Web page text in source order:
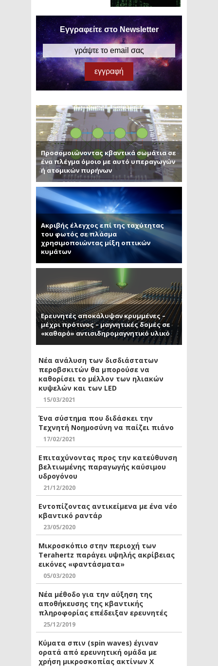
Εγγραφείτε στο Newsletter
Προσομοιώνοντας κβαντικά σωμάτια σε
ένα πλέγμα όμοιο με αυτό υπεραγωγών
ή ατομικών πυρήνων
Ακριβής έλεγχος επί της ταχύτητας
του φωτός σε πλάσμα
χρησιμοποιώντας μίξη οπτικών
κυμάτων
Ερευνητές αποκάλυψαν κρυμμένες –
μέχρι πρότινος – μαγνητικές δομές σε
«καθαρό» αντισιδηρομαγνητικό υλικό
Νέα ανάλυση των δισδιάστατων
περοβσκιτών θα μπορούσε να
καθορίσει το μέλλον των ηλιακών
κυψελών και των LED
15/03/2021
Ένα σύστημα που διδάσκει την
Τεχνητή Νοημοσύνη να παίζει πιάνο
17/02/2021
Επιταχύνοντας προς την κατεύθυνση
βελτιωμένης παραγωγής καύσιμου
υδρογόνου
21/12/2020
Εντοπίζοντας αντικείμενα με ένα νέο
κβαντικό ραντάρ
23/05/2020
Μικροσκόπιο στην περιοχή των
Terahertz παράγει υψηλής ακρίβειας
εικόνες «φαντάσματα»
05/03/2020
Νέα μέθοδο για την αύξηση της
αποθήκευσης της κβαντικής
πληροφορίας επέδειξαν ερευνητές
25/12/2019
Κύματα σπιν (spin waves) έγιναν
ορατά από ερευνητική ομάδα με
χρήση μικροσκοπίας ακτίνων Χ